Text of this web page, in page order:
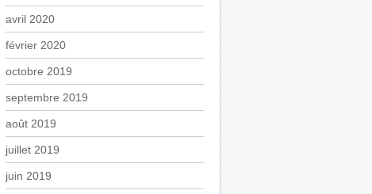
avril 2020
février 2020
octobre 2019
septembre 2019
août 2019
juillet 2019
juin 2019